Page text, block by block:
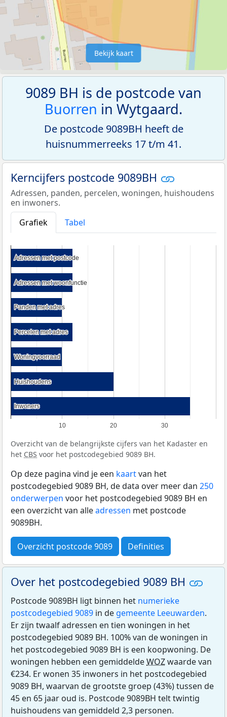
Bekijk kaart
9089 BH is de postcode van
Buorren in Wytgaard.
De postcode 9089BH heeft de
huisnummerreeks 17 t/m 41.
Kerncijfers postcode 9089BH
Adressen, panden, percelen, woningen, huishoudens
en inwoners.
Grafiek
Tabel
10 20 30
Adressen met postcode
Adressen met postcode
Adressen met woonfunctie
Adressen met woonfunctie
Panden met adres
Panden met adres
Percelen met adres
Percelen met adres
Woningvoorraad
Woningvoorraad
Huishoudens
Huishoudens
Inwoners
Inwoners
Overzicht van de belangrijkste cijfers van het Kadaster en
het CBS voor het postcodegebied 9089 BH.
Op deze pagina vind je een kaartvan het
postcodegebied 9089 BH, de data over meer dan 250
onderwerpen voor het postcodegebied 9089 BH en
een overzicht van alleadressen met postcode
9089BH.
Overzicht postcode 9089 Definities
Over het postcodegebied 9089 BH
Postcode 9089BH ligt binnen het numerieke
postcodegebied 9089 in de gemeente Leeuwarden.
Er zijn twaalf adressen en tien woningen in het
postcodegebied 9089 BH. 100% van de woningen in
het postcodegebied 9089 BH is een koopwoning. De
woningen hebben een gemiddeldeWOZwaarde van
€234. Er wonen 35 inwoners in het postcodegebied
9089 BH, waarvan de grootste groep (43%) tussen de
45 en 65 jaar oud is. Postcode 9089BH telt twintig
huishoudens van gemiddeld 2,3 personen.